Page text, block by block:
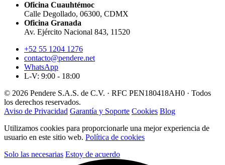
Oficina Cuauhtémoc
Calle Degollado, 06300, CDMX
Oficina Granada
Av. Ejército Nacional 843, 11520
+52 55 1204 1276
contacto@pendere.net
WhatsApp
L-V: 9:00 - 18:00
© 2026 Pendere S.A.S. de C.V. · RFC PEN180418AH0 · Todos
los derechos reservados.
Aviso de Privacidad Garantía y Soporte Cookies Blog
Utilizamos cookies para proporcionarle una mejor experiencia de
usuario en este sitio web. Política de cookies
Solo las necesarias Estoy de acuerdo